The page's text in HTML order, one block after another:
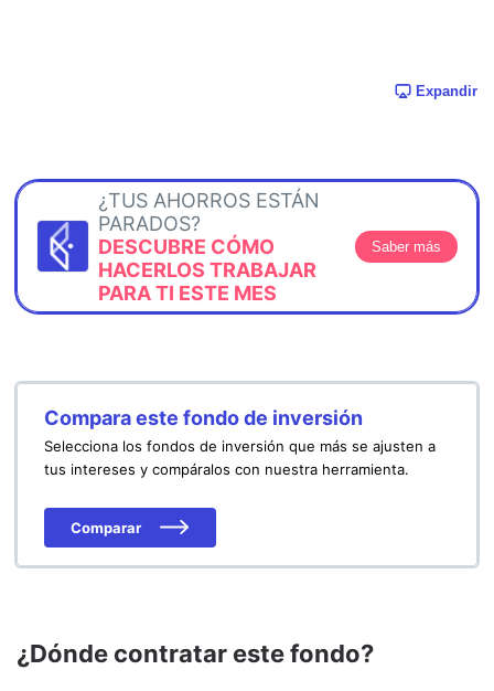
Expandir
¿TUS AHORROS ESTÁN
PARADOS?
DESCUBRE CÓMO
HACERLOS TRABAJAR
PARA TI ESTE MES
Saber más
Compara este fondo de inversión
Selecciona los fondos de inversión que más se ajusten a
tus intereses y compáralos con nuestra herramienta.
Comparar
¿Dónde contratar este fondo?